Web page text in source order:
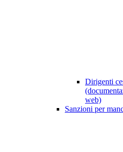
Dirigenti
web)
Sanzioni per